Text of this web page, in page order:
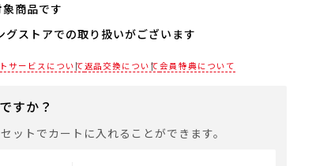
商品です
は、商品をカートに入れた後に「会員限定のし・
からお手続きください。
、以下よりご購入をお願いいたします。
ストアでの取り扱いがございます
お電話にてご確認ください。
サービスについて返品交換について会員特典について
すか？
ットでカートに入れることができます。